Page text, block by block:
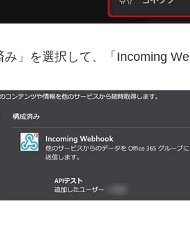
み」を選択して、「Incoming